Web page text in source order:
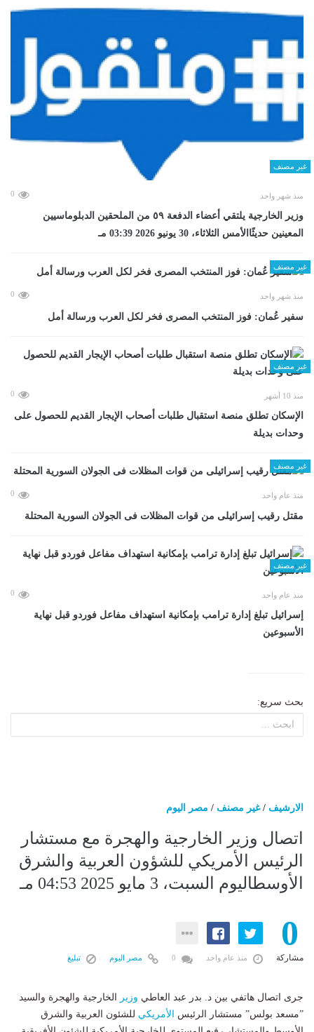
غير مصنف
منذ شهر واحد 0
وزير الخارجية يلتقي أعضاء الدفعة ٥٩ من الملحقين الدبلوماسيين
المعينين حديثًاالأمس الثلاثاء، 30 يونيو 2026 03:39 مـ
غير مصنف
منذ شهر واحد 0
سفير عُمان: فوز المنتخب المصرى فخر لكل العرب ورسالة أمل
غير مصنف
منذ 10 أشهر 0
الإسكان تطلق منصة استقبال طلبات أصحاب الإيجار القديم للحصول على
وحدات بديلة
غير مصنف
منذ عام واحد 0
مقتل رقيب إسرائيلى من قوات المظلات فى الجولان السورية المحتلة
غير مصنف
منذ عام واحد 0
إسرائيل تبلغ إدارة ترامب بإمكانية استهداف مفاعل فوردو قبل نهاية
الأسبوعين
بحث سريع:
الارشيف /غير مصنف / مصر اليوم
اتصال وزير الخارجية والهجرة مع مستشار
الرئيس الأمريكي للشؤون العربية والشرق
الأوسطاليوم السبت، 3 مايو 2025 04:53 مـ
0
مشاركة منذ عام واحد مصر اليوم تبليغ
جرى اتصال هاتفي بين د. بدر عبد العاطي وزير
الخارجية والهجرة والسيد
”مسعد بولس” مستشار الرئيس
الأمريكي للشئون العربية والشرق